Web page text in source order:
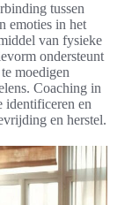
tussen
emoties in het
van fysieke
ondersteunt
moedigen
Coaching in
identificeren en
en herstel.